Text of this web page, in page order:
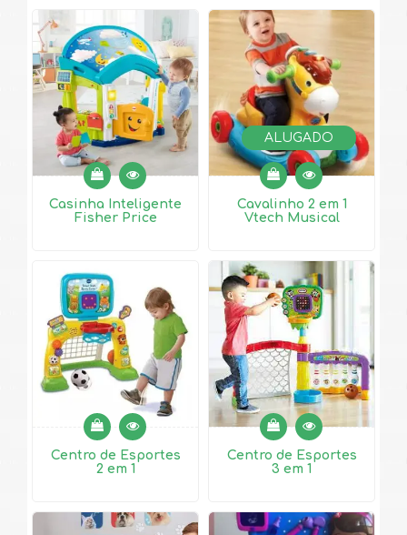
Casinha Inteligente
Fisher Price
ALUGADO
Cavalinho 2 em 1
Vtech Musical
Centro de Esportes
2 em 1
Centro de Esportes
3 em 1